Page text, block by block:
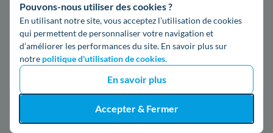
Pouvons-nous utiliser des cookies ?
En utilisant notre site, vous acceptez l’utilisation de cookies
qui permettent de personnaliser votre navigation et
d’améliorer les performances du site. En savoir plus sur
notre politique d'utilisation de cookies.
En savoir plus
Accepter & Fermer
09 78 46 71 74
Comparer les offres
5. Tout ce qu'il faut connaître d'Enedis